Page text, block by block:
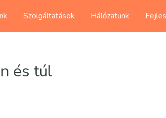
Szolgáltatások Hálózatunk
és túl